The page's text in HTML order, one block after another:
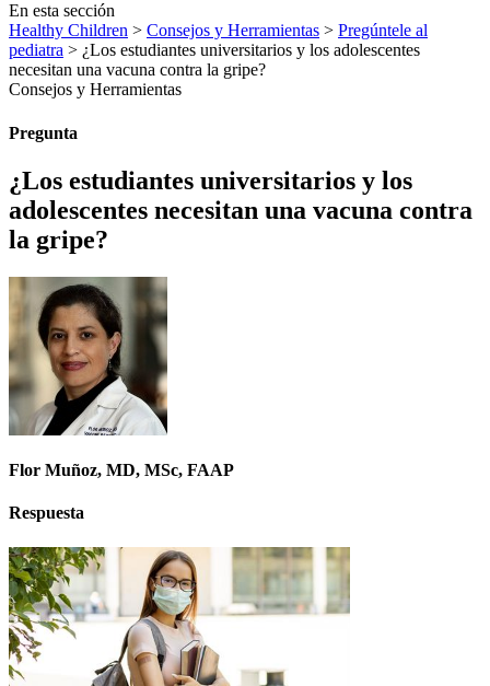
En esta sección
Healthy Children > Consejos y Herramientas > Pregúntele al
pediatra > ¿Los estudiantes universitarios y los adolescentes
necesitan una vacuna contra la gripe?
Consejos y Herramientas
Pregunta
¿Los estudiantes universitarios y los
adolescentes necesitan una vacuna contra
la gripe?
Flor Muñoz, MD, MSc, FAAP
Respuesta